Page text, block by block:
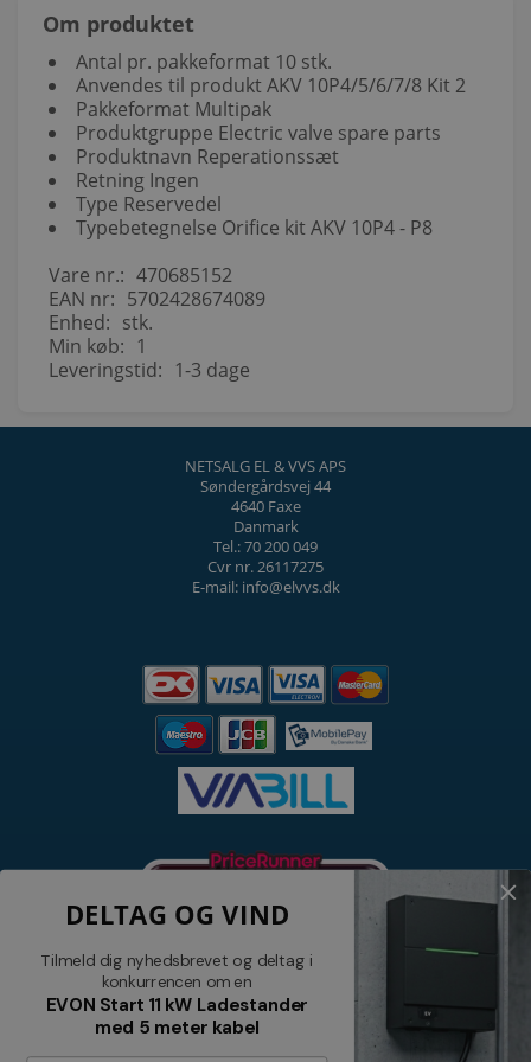
Om produktet
Antal pr. pakkeformat 10 stk.
Anvendes til produkt AKV 10P4/5/6/7/8 Kit 2
Pakkeformat Multipak
Produktgruppe Electric valve spare parts
Produktnavn Reperationssæt
Retning Ingen
Type Reservedel
Typebetegnelse Orifice kit AKV 10P4 - P8
Vare nr.: 470685152
EAN nr: 5702428674089
Enhed: stk.
Min køb: 1
Leveringstid: 1-3 dage
NETSALG EL & VVS APS
Søndergårdsvej 44
4640 Faxe
Danmark
Tel.: 70 200 049
Cvr nr. 26117275
E-mail: info@elvvs.dk
DELTAG OG VIND
Tilmeld dig nyhedsbrevet og deltag i
konkurrencen om en
EVON Start 11 kW Ladestander
med 5 meter kabel